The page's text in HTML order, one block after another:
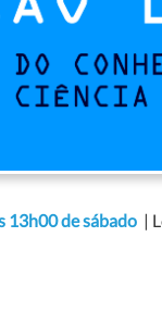
13h00 de sábado |